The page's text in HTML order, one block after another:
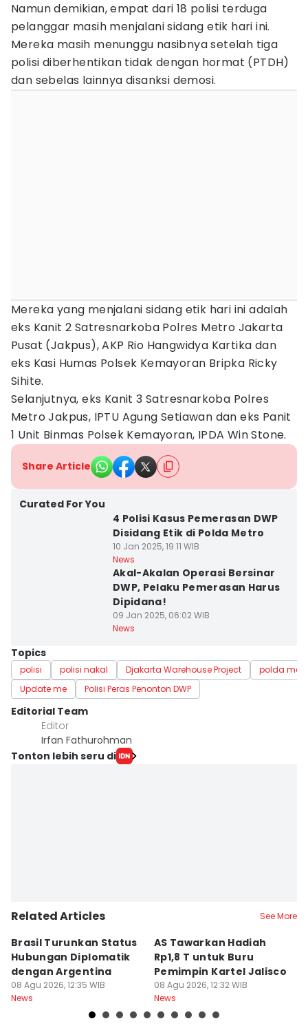
Namun demikian, empat dari 18 polisi terduga
pelanggar masih menjalani sidang etik hari ini.
Mereka masih menunggu nasibnya setelah tiga
polisi diberhentikan tidak dengan hormat (PTDH)
dan sebelas lainnya disanksi demosi.
Mereka yang menjalani sidang etik hari ini adalah
eks Kanit 2 Satresnarkoba Polres Metro Jakarta
Pusat (Jakpus), AKP Rio Hangwidya Kartika dan
eks Kasi Humas Polsek Kemayoran Bripka Ricky
Sihite.
Selanjutnya, eks Kanit 3 Satresnarkoba Polres
Metro Jakpus, IPTU Agung Setiawan dan eks Panit
1 Unit Binmas Polsek Kemayoran, IPDA Win Stone.
Share Article
Curated For You
4 Polisi Kasus Pemerasan DWP
Disidang Etik di Polda Metro
10 Jan 2025, 19:11 WIB
News
Akal-Akalan Operasi Bersinar
DWP, Pelaku Pemerasan Harus
Dipidana!
09 Jan 2025, 06:02 WIB
News
Topics
polisi polisi nakal Djakarta Warehouse Project
polda
Update me
Polisi Peras Penonton DWP
Editorial Team
Editor
Irfan Fathurohman
Tonton lebih seru di
Related Articles See More
Brasil Turunkan Status
Hubungan Diplomatik
dengan Argentina
08 Agu 2026, 12:35 WIB
News
AS Tawarkan Hadiah
Rp1,8 T untuk Buru
Pemimpin Kartel Jalisco
08 Agu 2026, 12:32 WIB
News